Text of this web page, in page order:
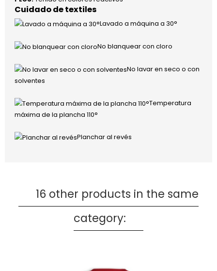
Cuidado de textiles
Lavado a máquina a 30°
No blanquear con cloro
No lavar en seco o con
solventes
Temperatura
máxima de la plancha 110°
Planchar al revés
16 other products in the same
category: